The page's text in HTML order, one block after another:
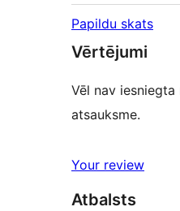
Papildu skats
Vērtējumi
Vēl nav iesniegta
atsauksme.
Your review
Atbalsts